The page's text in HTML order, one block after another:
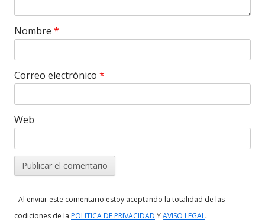
Nombre *
Correo electrónico *
Web
- Al enviar este comentario estoy aceptando la totalidad de las
codiciones de la POLITICA DE PRIVACIDAD YAVISO LEGAL.